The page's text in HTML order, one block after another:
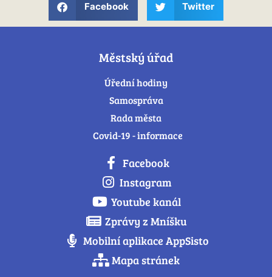
Facebook Twitter
Městský úřad
Úřední hodiny
Samospráva
Rada města
Covid-19 - informace
Facebook
Instagram
Youtube kanál
Zprávy z Mníšku
Mobilní aplikace AppSisto
Mapa stránek